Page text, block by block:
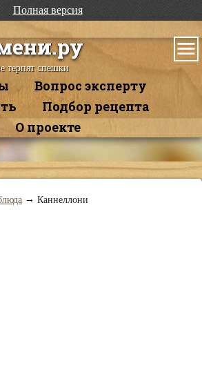
Полная версия
терпят спешки
Вопрос эксперту
Подбор рецепта
О проекте
→ Каннеллони